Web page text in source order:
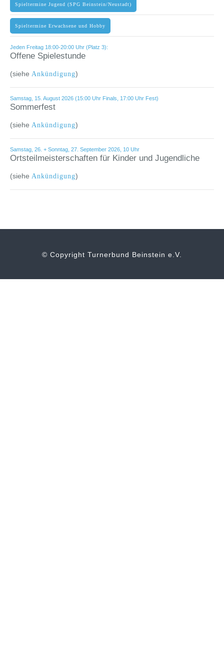
Spieltermine Jugend (SPG Beinstein/Neustadt)
Spieltermine Erwachsene und Hobby
Jeden Freitag 18:00-20:00 Uhr (Platz 3):
Offene Spielestunde
(siehe Ankündigung)
Samstag, 15. August 2026 (15:00 Uhr Finals, 17:00 Uhr Fest)
Sommerfest
(siehe Ankündigung)
Samstag, 26. + Sonntag, 27. September 2026, 10 Uhr
Ortsteilmeisterschaften für Kinder und Jugendliche
(siehe Ankündigung)
© Copyright Turnerbund Beinstein e.V.